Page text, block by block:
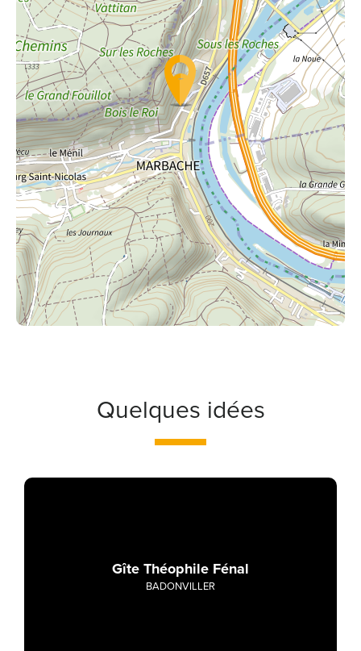
Quelques idées
Gîte Théophile Fénal
BADONVILLER